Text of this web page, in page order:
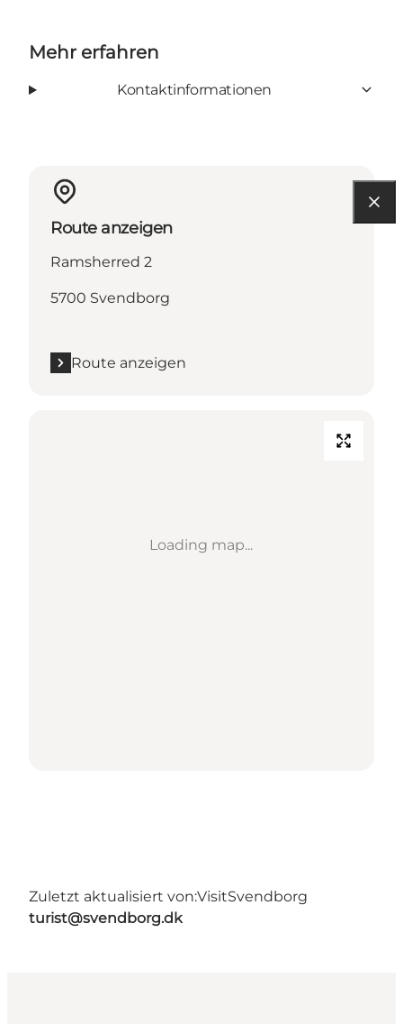
Mehr erfahren
Kontaktinformationen
Route anzeigen
Ramsherred 2
5700 Svendborg
Route anzeigen
Loading map...
Zuletzt aktualisiert von:VisitSvendborg
turist@svendborg.dk